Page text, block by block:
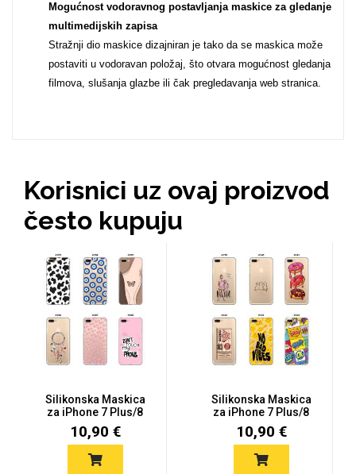
Mogućnost vodoravnog postavljanja maskice za gledanje
multimedijskih zapisa
Stražnji dio maskice dizajniran je tako da se maskica može
postaviti u vodoravan položaj, što otvara mogućnost gledanja
filmova, slušanja glazbe ili čak pregledavanja web stranica.
Korisnici uz ovaj proizvod
često kupuju
Silikonska Maskica
za iPhone 7 Plus/8
Plus - Š...
10,90 €
Silikonska Maskica
za iPhone 7 Plus/8
Plus - Š...
10,90 €
Mandale / Cvjetni
motivi
Citati & Stihovi
Gaming motivi Crtani filmovi